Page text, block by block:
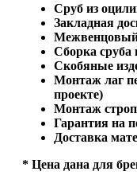
Сруб из
Закладная
Межвенцовый
Сборка сруба
Скобяные
Монтаж лаг
проекте)
Монтаж
Гарантия на
Доставка
* Цена дана для